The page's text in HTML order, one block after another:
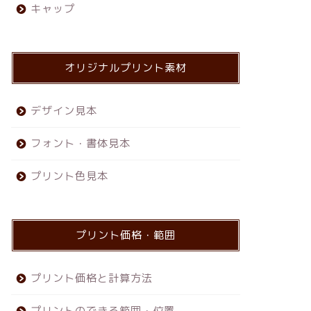
キャップ
オリジナルプリント素材
デザイン見本
フォント・書体見本
プリント色見本
プリント価格・範囲
プリント価格と計算方法